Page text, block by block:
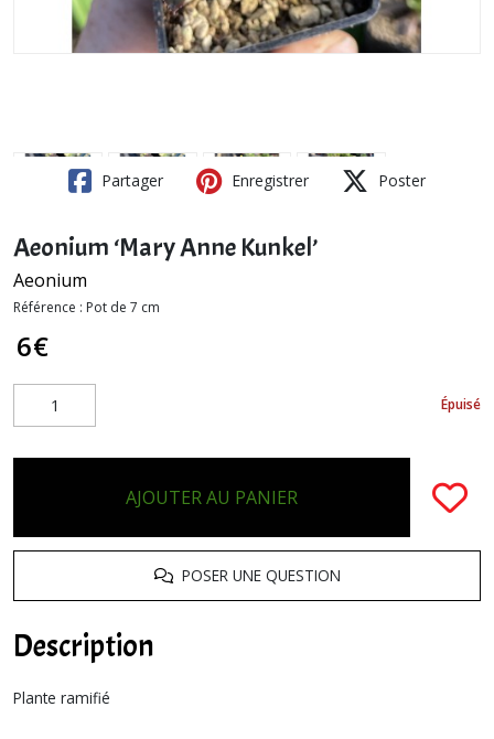
Partager Enregistrer Poster
Aeonium ‘Mary Anne Kunkel’
Aeonium
Référence : Pot de 7 cm
6€
Épuisé
AJOUTER AU PANIER
POSER UNE QUESTION
Description
Plante ramifié